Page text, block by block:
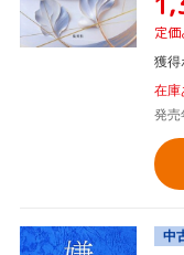
定
獲得
在庫
発売
中